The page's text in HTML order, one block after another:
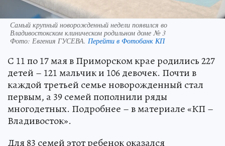
Самый крупный новорожденный недели появился во
Владивостокском клиническом родильном доме № 3
Фото: Евгения ГУСЕВА. Перейти в Фотобанк КП
С 11 по 17 мая в Приморском крае родились 227
детей – 121 мальчик и 106 девочек. Почти в
каждой третьей семье новорожденный стал
первым, а 39 семей пополнили ряды
многодетных. Подробнее – в материале «КП –
Владивосток».
Для 83 семей этот ребенок оказался